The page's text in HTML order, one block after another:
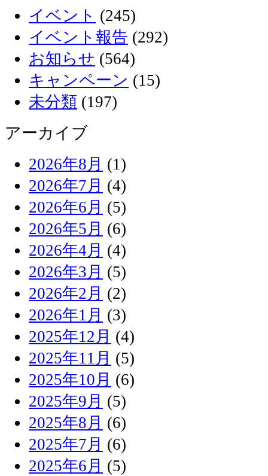
イベント (245)
イベント報告 (292)
お知らせ (564)
キャンペーン (15)
未分類 (197)
アーカイブ
2026年8月 (1)
2026年7月 (4)
2026年6月 (5)
2026年5月 (6)
2026年4月 (4)
2026年3月 (5)
2026年2月 (2)
2026年1月 (3)
2025年12月 (4)
2025年11月 (5)
2025年10月 (6)
2025年9月 (5)
2025年8月 (6)
2025年7月 (6)
2025年6月 (5)